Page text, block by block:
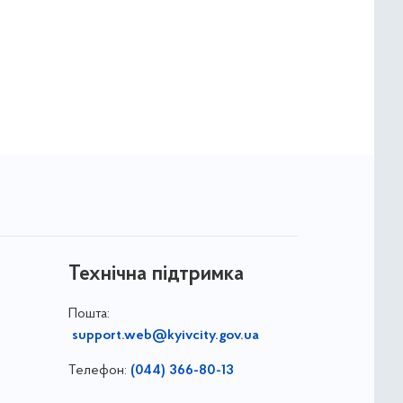
Технічна підтримка
Пошта:
support.web@kyivcity.gov.ua
Телефон: (044) 366-80-13